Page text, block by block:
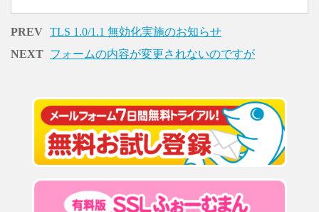
PREV TLS 1.0/1.1 無効化実施のお知らせ
NEXT フォームの内容が変更されないのですが